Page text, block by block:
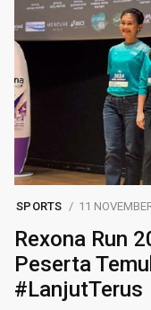
SPORTS 11
Rexona Run
Peserta
#LanjutTerus